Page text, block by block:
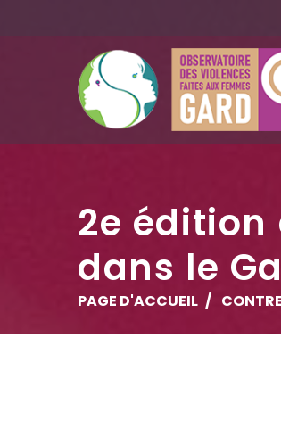
2e
dans le
PAGE D'ACCUEIL